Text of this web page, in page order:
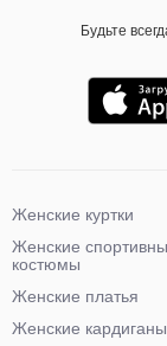
Будьте
Женские куртки
Женские
костюмы
Женские платья
Женские кардиганы